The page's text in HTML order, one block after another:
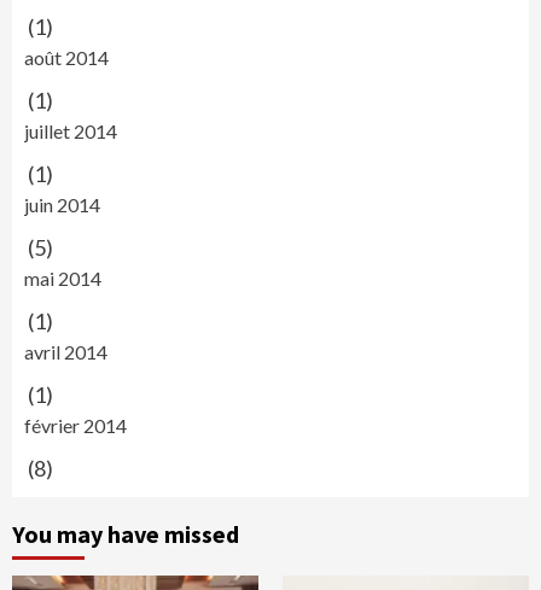
(1)
août 2014
(1)
juillet 2014
(1)
juin 2014
(5)
mai 2014
(1)
avril 2014
(1)
février 2014
(8)
You may have missed